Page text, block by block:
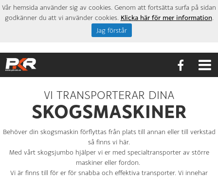
VI TRANSPORTERAR DINA
SKOGSMASKINER
Behöver din skogsmaskin förflyttas från plats till annan eller till verkstad
så finns vi här.
Med vårt skogsjumbo hjälper vi er med specialtransporter av större
maskiner eller fordon.
Vi är finns till för er för snabba och effektiva transporter. Vi innehar
Vår hemsida använder sig av cookies. Genom att fortsätta surfa på sidan
godkänner du att vi använder cookies. Klicka här för mer information.
Jag förstår